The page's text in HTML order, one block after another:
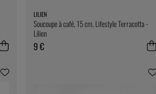
LILIEN
Soucoupe à café, 15 cm, Lifestyle Terracotta -
Lilien
9 €